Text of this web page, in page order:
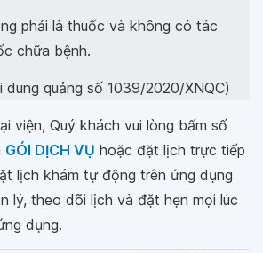
phải là thuốc và không có tác
chữa bệnh.
dung quảng số 1039/2020/XNQC)
viện, Quý khách vui lòng bấm số
GÓI DỊCH VỤ hoặc đặt lịch trực tiếp
lịch khám tự động trên ứng dụng
lý, theo dõi lịch và đặt hẹn mọi lúc
dụng.